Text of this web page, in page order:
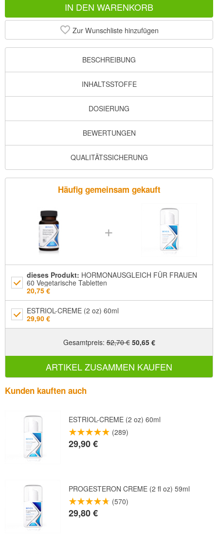
IN DEN WARENKORB
Zur Wunschliste hinzufügen
Häufig gemeinsam gekauft
+
dieses Produkt: HORMONAUSGLEICH FÜR FRAUEN
60 Vegetarische Tabletten
20,75 €
ESTRIOL-CREME (2 oz) 60ml
29,90 €
Gesamtpreis: 52,70 € 50,65 €
ARTIKEL ZUSAMMEN KAUFEN
Kunden kauften auch
ESTRIOL-CREME (2 oz) 60ml
(289)
29,90 €
PROGESTERON CREME (2 fl oz) 59ml
(570)
29,80 €
BESCHREIBUNG
INHALTSSTOFFE
DOSIERUNG
BEWERTUNGEN
QUALITÄTSSICHERUNG